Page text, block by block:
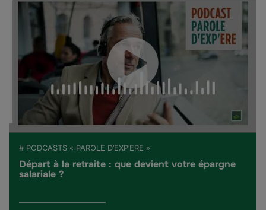
# PODCASTS « PAROLE D’EXP’ERE »
Départ à la retraite : que devient votre épargne
salariale ?